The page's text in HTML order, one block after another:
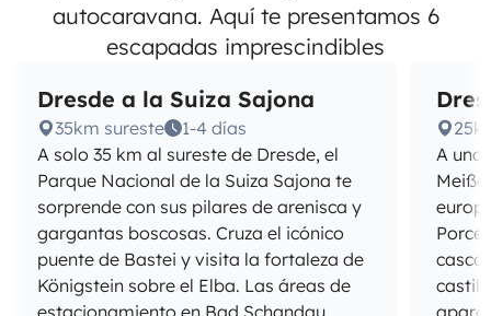
autocaravana. Aquí te presentamos 6
escapadas imprescindibles
Dresde a la Suiza Sajona
35km sureste
1-4 días
A solo 35 km al sureste de Dresde, el
Parque Nacional de la Suiza Sajona te
sorprende con sus pilares de arenisca y
gargantas boscosas. Cruza el icónico
puente de Bastei y visita la fortaleza de
Königstein sobre el Elba. Las áreas de
estacionamiento en Bad Schandau
A
casco